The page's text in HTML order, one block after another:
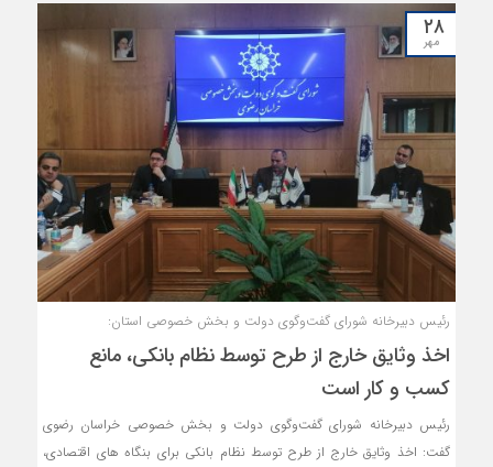
در این نشست، حول محورهایی نظیر آب‌های خاکستری، تفکیک آب شرب و
غیرشرب در فضای سبز، بازچرخانی آب، بهسازی و اصلاح شبکه و... بحث و
تبادل نظر گردید.
۲۸
مهر
رئیس دبیرخانه شورای گفت‌وگوی دولت و بخش خصوصی استان:
اخذ وثایق خارج از طرح توسط نظام بانکی، مانع
کسب و کار است
رئیس دبیرخانه شورای گفت‌وگوی دولت و بخش خصوصی خراسان رضوی
گفت: اخذ وثایق خارج از طرح توسط نظام بانکی برای بنگاه های اقتصادی،